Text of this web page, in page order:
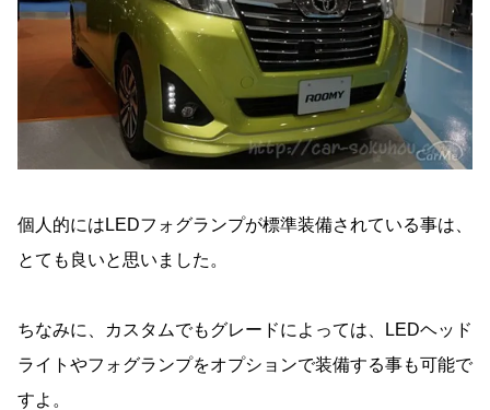
個人的にはLEDフォグランプが標準装備されている事は、
とても良いと思いました。
ちなみに、カスタムでもグレードによっては、LEDヘッド
ライトやフォグランプをオプションで装備する事も可能で
すよ。